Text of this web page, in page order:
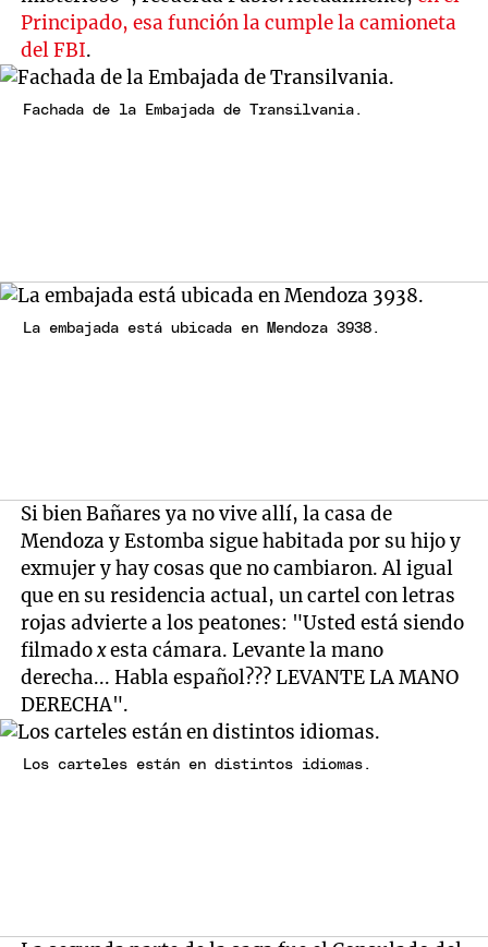
Principado, esa función la cumple la camioneta
del FBI.
Fachada de la Embajada de Transilvania.
La embajada está ubicada en Mendoza 3938.
Si bien Bañares ya no vive allí, la casa de
Mendoza y Estomba sigue habitada por su hijo y
exmujer y hay cosas que no cambiaron. Al igual
que en su residencia actual, un cartel con letras
rojas advierte a los peatones: "Usted está siendo
filmadoxesta cámara. Levante la mano
derecha... Habla español??? LEVANTE LA MANO
DERECHA".
Los carteles están en distintos idiomas.